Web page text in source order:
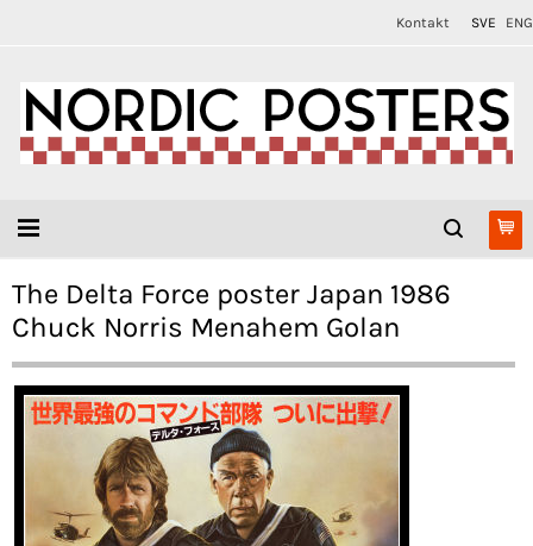
Kontakt SVE ENG
The Delta Force poster Japan 1986
Chuck Norris Menahem Golan